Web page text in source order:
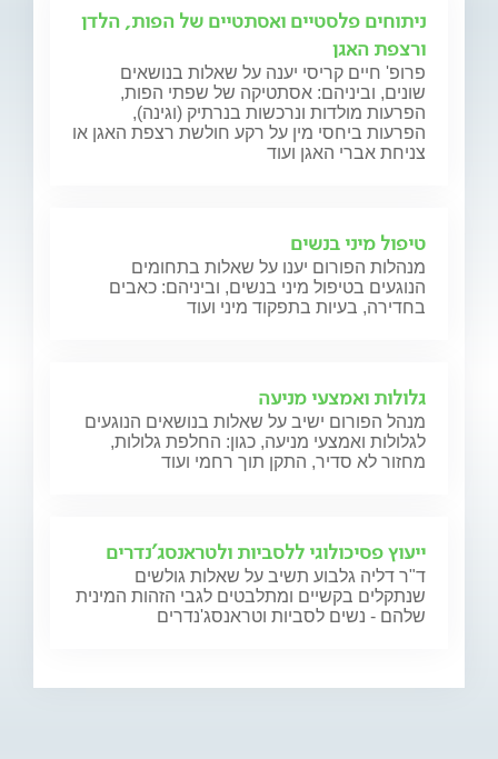
ניתוחים פלסטיים ואסתטיים של הפות, הלדן
ורצפת האגן
פרופ' חיים קריסי יענה על שאלות בנושאים
שונים, וביניהם: אסתטיקה של שפתי הפות,
הפרעות מולדות ונרכשות בנרתיק (וגינה),
הפרעות ביחסי מין על רקע חולשת רצפת האגן או
צניחת אברי האגן ועוד
טיפול מיני בנשים
מנהלות הפורום יענו על שאלות בתחומים
הנוגעים בטיפול מיני בנשים, וביניהם: כאבים
בחדירה, בעיות בתפקוד מיני ועוד
גלולות ואמצעי מניעה
מנהל הפורום ישיב על שאלות בנושאים הנוגעים
לגלולות ואמצעי מניעה, כגון: החלפת גלולות,
מחזור לא סדיר, התקן תוך רחמי ועוד
ייעוץ פסיכולוגי ללסביות ולטראנסג'נדרים
ד"ר דליה גלבוע תשיב על שאלות גולשים
שנתקלים בקשיים ומתלבטים לגבי הזהות המינית
שלהם - נשים לסביות וטראנסג'נדרים